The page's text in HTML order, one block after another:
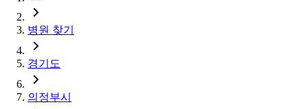
병원 찾기
경기도
의정부시